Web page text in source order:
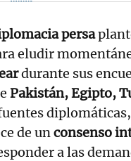
persa
eludir
durante sus
Pakistán, Egipto,
de unconsenso
a las